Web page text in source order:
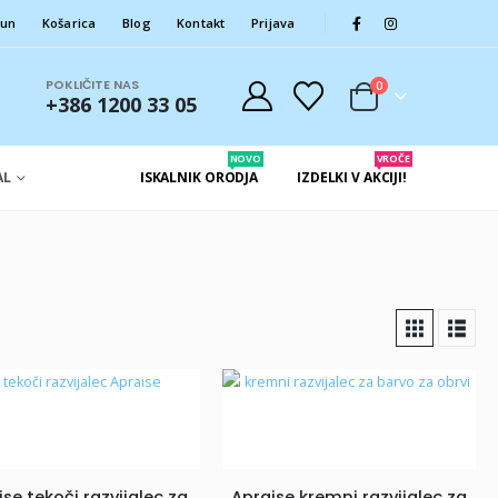
Košarica Blog Kontakt Prijava
POKLIČITE NAS
+386 1200 33 05
0
ISKALNIK ORODJA
NOVO
IZDELKI V AKCIJI!
VROČE